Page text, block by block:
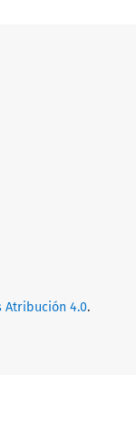
Atribución 4.0.